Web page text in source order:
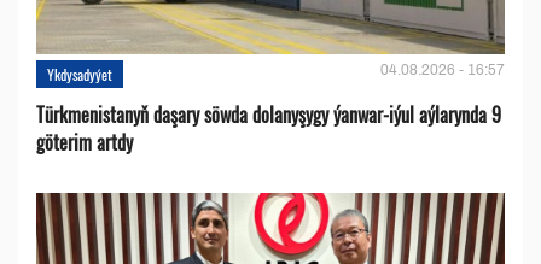
Ykdysadyýet 04.08.2026 - 16:57
Türkmenistanyň daşary söwda dolanyşygy ýanwar-iýul aýlarynda 9
göterim artdy